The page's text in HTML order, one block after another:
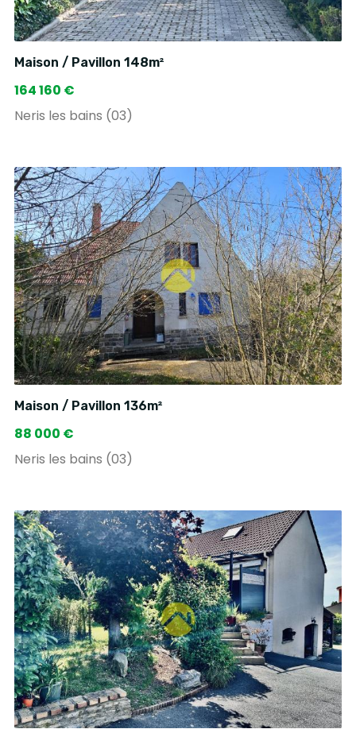
Maison / Pavillon 148m²
164 160 €
Neris les bains (03)
Maison / Pavillon 136m²
88 000 €
Neris les bains (03)